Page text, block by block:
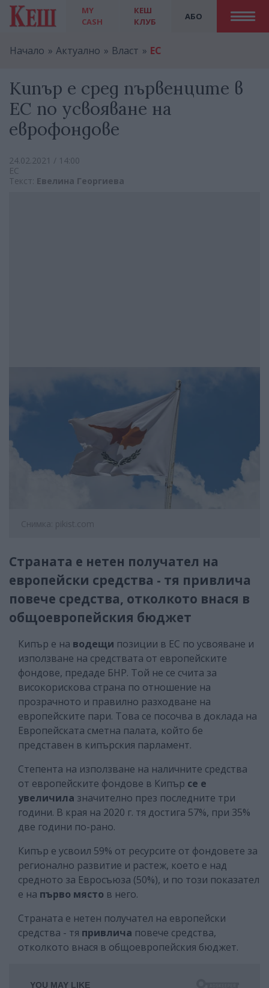
MY
CASH
АБО
КЕШ
КЛУБ
Начало Актуално Власт ЕС
Кипър е сред първенците в
ЕС по усвояване на
еврофондове
24.02.2021 / 14:00
ЕС
Текст: Евелина Георгиева
Снимка: pikist.com
Страната е нетен получател на
европейски средства - тя привлича
повече средства, отколкото внася в
общоевропейския бюджет
Кипър е на водещи позиции в ЕС по усвояване и
използване на средствата от европейските
фондове, предаде БНР. Той не се счита за
високорискова страна по отношение на
прозрачното и правилно разходване на
европейските пари. Това се посочва в доклада на
Европейската сметна палата, който бе
представен в кипърския парламент.
Степента на използване на наличните средства
от европейските фондове в Кипър се е
увеличила значително през последните три
години. В края на 2020 г. тя достига 57%, при 35%
две години по-рано.
Кипър е усвоил 59% от ресурсите от фондовете за
регионално развитие и растеж, което е над
средното за Евросъюза (50%), и по този показател
е на първо място в него.
Страната е нетен получател на европейски
средства - тя привлича повече средства,
отколкото внася в общоевропейския бюджет.